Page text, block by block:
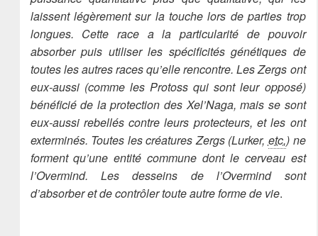
laissent légèrement sur la touche lors de parties trop
longues. Cette race a la particularité de pouvoir
absorber puis utiliser les spécificités génétiques de
toutes les autres races qu’elle rencontre. Les Zergs ont
eux-aussi (comme les Protoss qui sont leur opposé)
bénéficié de la protection des Xel’Naga, mais se sont
eux-aussi rebellés contre leurs protecteurs, et les ont
exterminés. Toutes les créatures Zergs (Lurker, etc.) ne
forment qu’une entité commune dont le cerveau est
l’Overmind. Les desseins de l’Overmind sont
d’absorber et de contrôler toute autre forme de vie.